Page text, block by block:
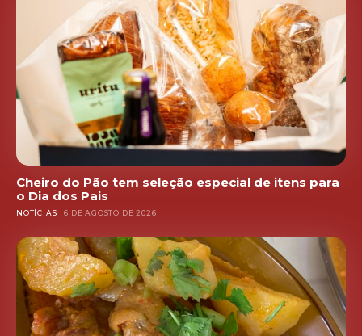
Cheiro do Pão tem seleção especial de itens para
o Dia dos Pais
NOTÍCIAS 6 DE AGOSTO DE 2026